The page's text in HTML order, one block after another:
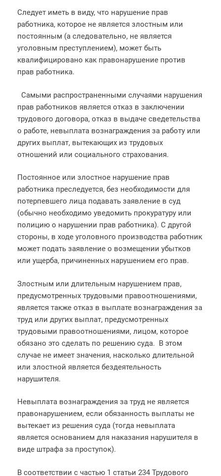
Следует иметь в виду, что нарушение прав
работника, которое не является злостным или
постоянным (а следовательно, не является
уголовным преступлением), может быть
квалифицировано как правонарушение против
прав работника.
Самыми распространенными случаями нарушения
прав работников является отказ в заключении
трудового договора, отказ в выдаче сведетельства
о работе, невыплата вознаграждения за работу или
других выплат, вытекающих из трудовых
отношений или социального страхования.
Постоянное или злостное нарушение прав
работника преследуется, без необходимости для
потерпевшего лица подавать заявление в суд
(обычно необходимо уведомить прокуратуру или
полицию о нарушении прав работника). С другой
стороны, в ходе уголовного производства работник
может подать заявление о возмещении убытков
или ущерба, причиненных нарушением его прав.
Злостным или длительным нарушением прав,
предусмотренных трудовыми правоотношениями,
является также отказ в выплате вознаграждения за
труд или других выплат, предусмотренных
трудовыми правоотношениями, лицом, которое
обязано это сделать по решению суда. В этом
случае не имеет значения, насколько длительной
или злостной является бездеятельность
нарушителя.
Невыплата вознаграждения за труд не является
правонарушением, если обязанность выплаты не
вытекает из решения суда (тогда невыплата
является основанием для наказания нарушителя в
виде штрафа за проступок).
В соответствии с частью 1 статьи 234 Трудового